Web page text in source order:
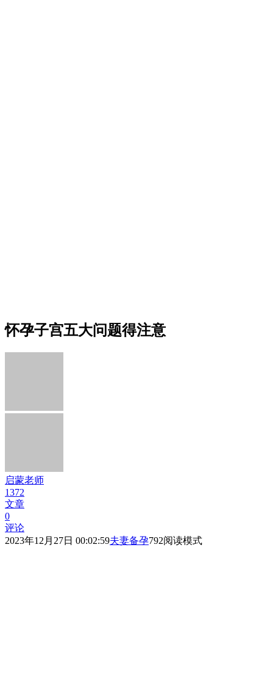
怀孕子宫五大问题得注意
启蒙老师
1372
文章
0
评论
2023年12月27日 00:02:59夫妻备孕792阅读模式